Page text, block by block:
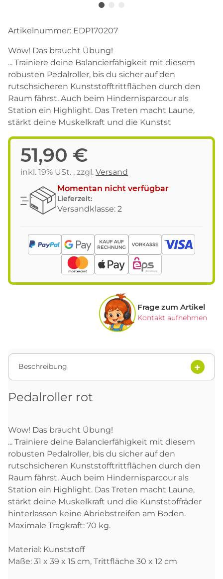
Artikelnummer: EDP170207
Wow! Das braucht Übung!
... Trainiere deine Balancierfähigkeit mit diesem
robusten Pedalroller, bis du sicher auf den
rutschsicheren Kunststofftrittflächen durch den
Raum fährst. Auch beim Hindernisparcour als
Station ein Highlight. Das Treten macht Laune,
stärkt deine Muskelkraft und die Kunstst
51,90 €
inkl. 19% USt. , zzgl. Versand
Momentan nicht verfügbar
Lieferzeit:
Versandklasse: 2
Frage zum Artikel
Kontakt aufnehmen
Beschreibung
Pedalroller rot
Wow! Das braucht Übung!
... Trainiere deine Balancierfähigkeit mit diesem
robusten Pedalroller, bis du sicher auf den
rutschsicheren Kunststofftrittflächen durch den
Raum fährst. Auch beim Hindernisparcour als
Station ein Highlight. Das Treten macht Laune,
stärkt deine Muskelkraft und die Kunststoffräder
hinterlassen keine Abriebstreifen am Boden.
Maximale Tragkraft: 70 kg.
Material: Kunststoff
Maße: 31 x 39 x 15 cm, Trittfläche 30 x 12 cm